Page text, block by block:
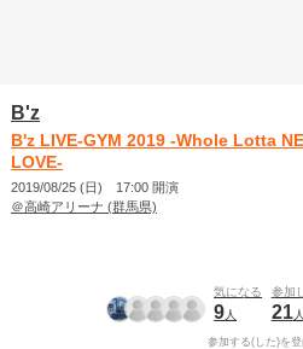
B'z
B'z LIVE-GYM 2019 -Whole Lotta
LOVE-
2019/08/25 (日) 17:00 開演
＠高崎アリーナ (群馬県)
気になる
9人
参加
21人
参加する(した)を